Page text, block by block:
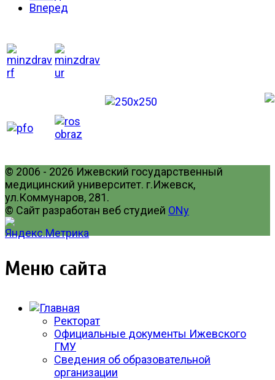
Вперед
© 2006 - 2026 Ижевский государственный
медицинский университет. г.Ижевск,
ул.Коммунаров, 281.
© Сайт разработан веб студией ONy
Меню сайта
Ректорат
Официальные документы Ижевского
ГМУ
Сведения об образовательной
организации